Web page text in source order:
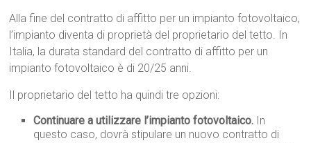
Alla fine del contratto di affitto per un impianto fotovoltaico,
l’impianto diventa di proprietà del proprietario del tetto. In
Italia, la durata standard del contratto di affitto per un
impianto fotovoltaico è di 20/25 anni.
Il proprietario del tetto ha quindi tre opzioni:
Continuare a utilizzare l’impianto fotovoltaico. In
questo caso, dovrà stipulare un nuovo contratto di